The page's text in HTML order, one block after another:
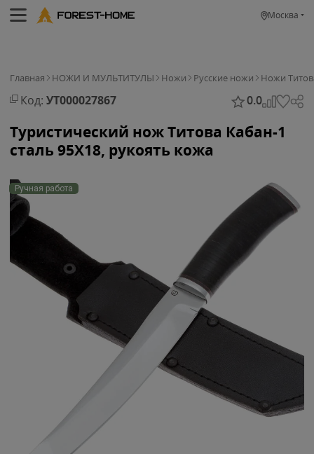
Москва
Главная НОЖИ И МУЛЬТИТУЛЫ Ножи Русские ножи Ножи
Код: УТ000027867 0.0
Туристический нож Титова Кабан-1
сталь 95Х18, рукоять кожа
Ручная работа